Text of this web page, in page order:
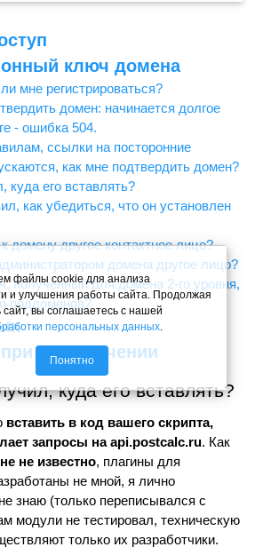
ключ домена
мне регистрироваться?
домен: начинается долгое
- ошибка 504.
ссылки на посторонние
как мне подтвердить домен?
куда его вставлять?
как убедиться, что он установлен
домену другое контактное лицо?
домена другое лицо?
полученный для домена 2-го уровня,
поддоменов?
подключении
куда его вставлять?
вставить в код вашего скрипта,
запросы на api.postcalc.ru. Как
не известно, плагины для
не мной, я лично
знаю (только переписывался с
модули не тестировал, техническую
только их разработчики.
файлы cookie для анализа
и улучшения работы сайта. Продолжая
сайт, вы соглашаетесь с нашей
персональных данных.
Понятно